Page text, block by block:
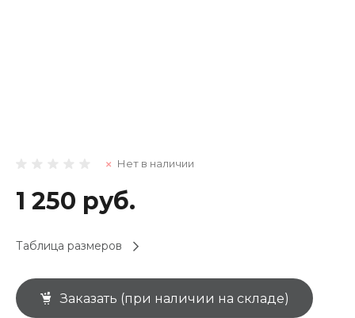
Нет в наличии
1 250 руб.
Таблица размеров
Заказать (при наличии на складе)